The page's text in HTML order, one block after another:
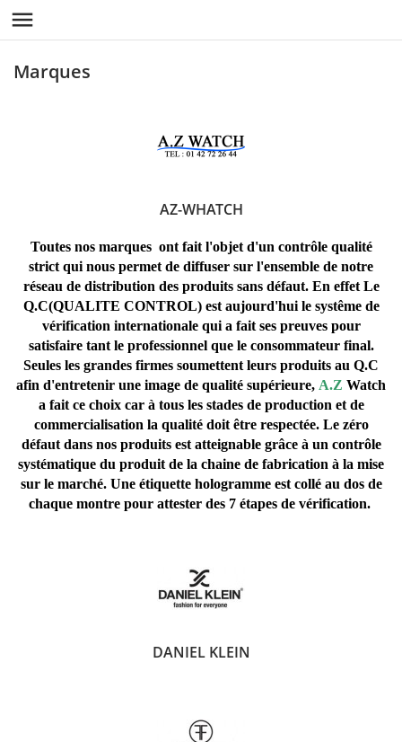

Marques
AZ-WHATCH
Toutes nos marques ont fait l'objet d'un contrôle qualité
strict qui nous permet de diffuser sur l'ensemble de notre
réseau de distribution des produits sans défaut. En effet Le
Q.C(QUALITE CONTROL) est aujourd'hui le systême de
vérification internationale qui a fait ses preuves pour
satisfaire tant le professionnel que le consommateur final.
Seules les grandes firmes soumettent leurs produits au Q.C
afin d'entretenir une image de qualité supérieure, A.Z Watch
a fait ce choix car à tous les stades de production et de
commercialisation la qualité doit être respectée. Le zéro
défaut dans nos produits est atteignable grâce à un contrôle
systématique du produit de la chaine de fabrication à la mise
sur le marché. Une étiquette hologramme est collé au dos de
chaque montre pour attester des 7 étapes de vérification.
DANIEL KLEIN